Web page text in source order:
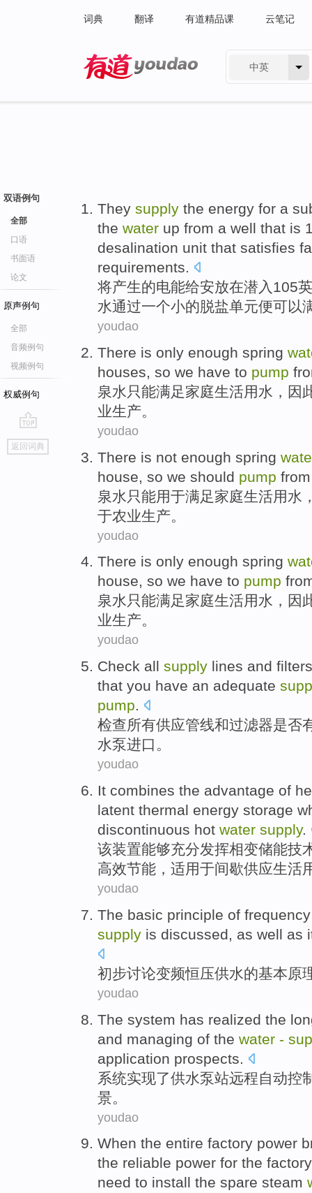
词典 翻译 有道精品课 云笔记
中英
双语例句
全部
口语
书面语
论文
原声例句
全部
音频例句
视频例句
权威例句
go
top
返回词典
They supply the energy for a
the water up from a well that is
desalination unit that satisfies
requirements.
将产生的电能给安放在潜入 105
水通过一个小的脱盐单元便可以
youdao
There is only enough spring
houses, so we have to pump
泉水只能满足家庭生活用水 ， 因
业生产。
youdao
There is not enough spring
house so we should pump from
泉水 只能用于满足家庭生活用水
于农业生产 。
youdao
There is only enough spring
house, so we have to pump
泉水只能满足家庭生活用水 ， 因
业生产。
youdao
Check all supply lines and filters
that you have an adequate
pump.
检查所有供应管线和过滤器是否
水泵进口 。
youdao
It combines the advantage of
latent thermal energy storage
discontinuous hot water supply.
该装置能够充分发挥相变储能技
高效节能 ， 适用于间歇供应生活
youdao
The basic principle of frequency
supply is discussed, as well as
初步讨论变频恒压供水的基本原
youdao
The system has realized the
and managing of the water -
application prospects
系统实现了供水泵站远程自动控
景。
youdao
When the entire factory power
the reliable power for the factory
need to install the spare steam